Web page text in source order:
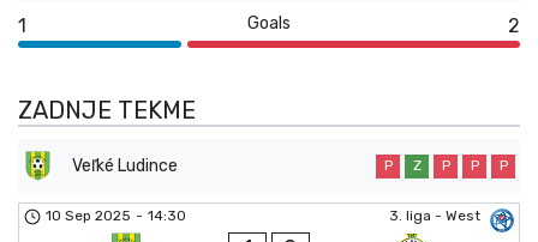
1 Goals 2
ZADNJE TEKME
Veľké Ludince P Z P P P
3. liga - West
10 Sep 2025 - 14:30